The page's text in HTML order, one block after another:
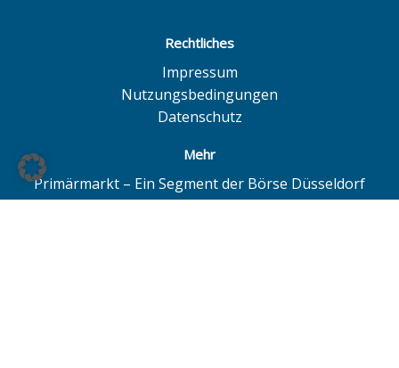
Rechtliches
Impressum
Nutzungsbedingungen
Datenschutz
Mehr
Primärmarkt – Ein Segment der Börse Düsseldorf
Quotrix – Ein System der Börse Düsseldorf